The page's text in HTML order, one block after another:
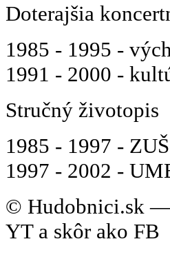
Doterajšia
1985 - 1995 -
1991 - 2000 -
Stručný životopis
1985 - 1997 - ZUŠ
1997 - 2002 -
© Hudobnici.sk —
YT a skôr ako FB